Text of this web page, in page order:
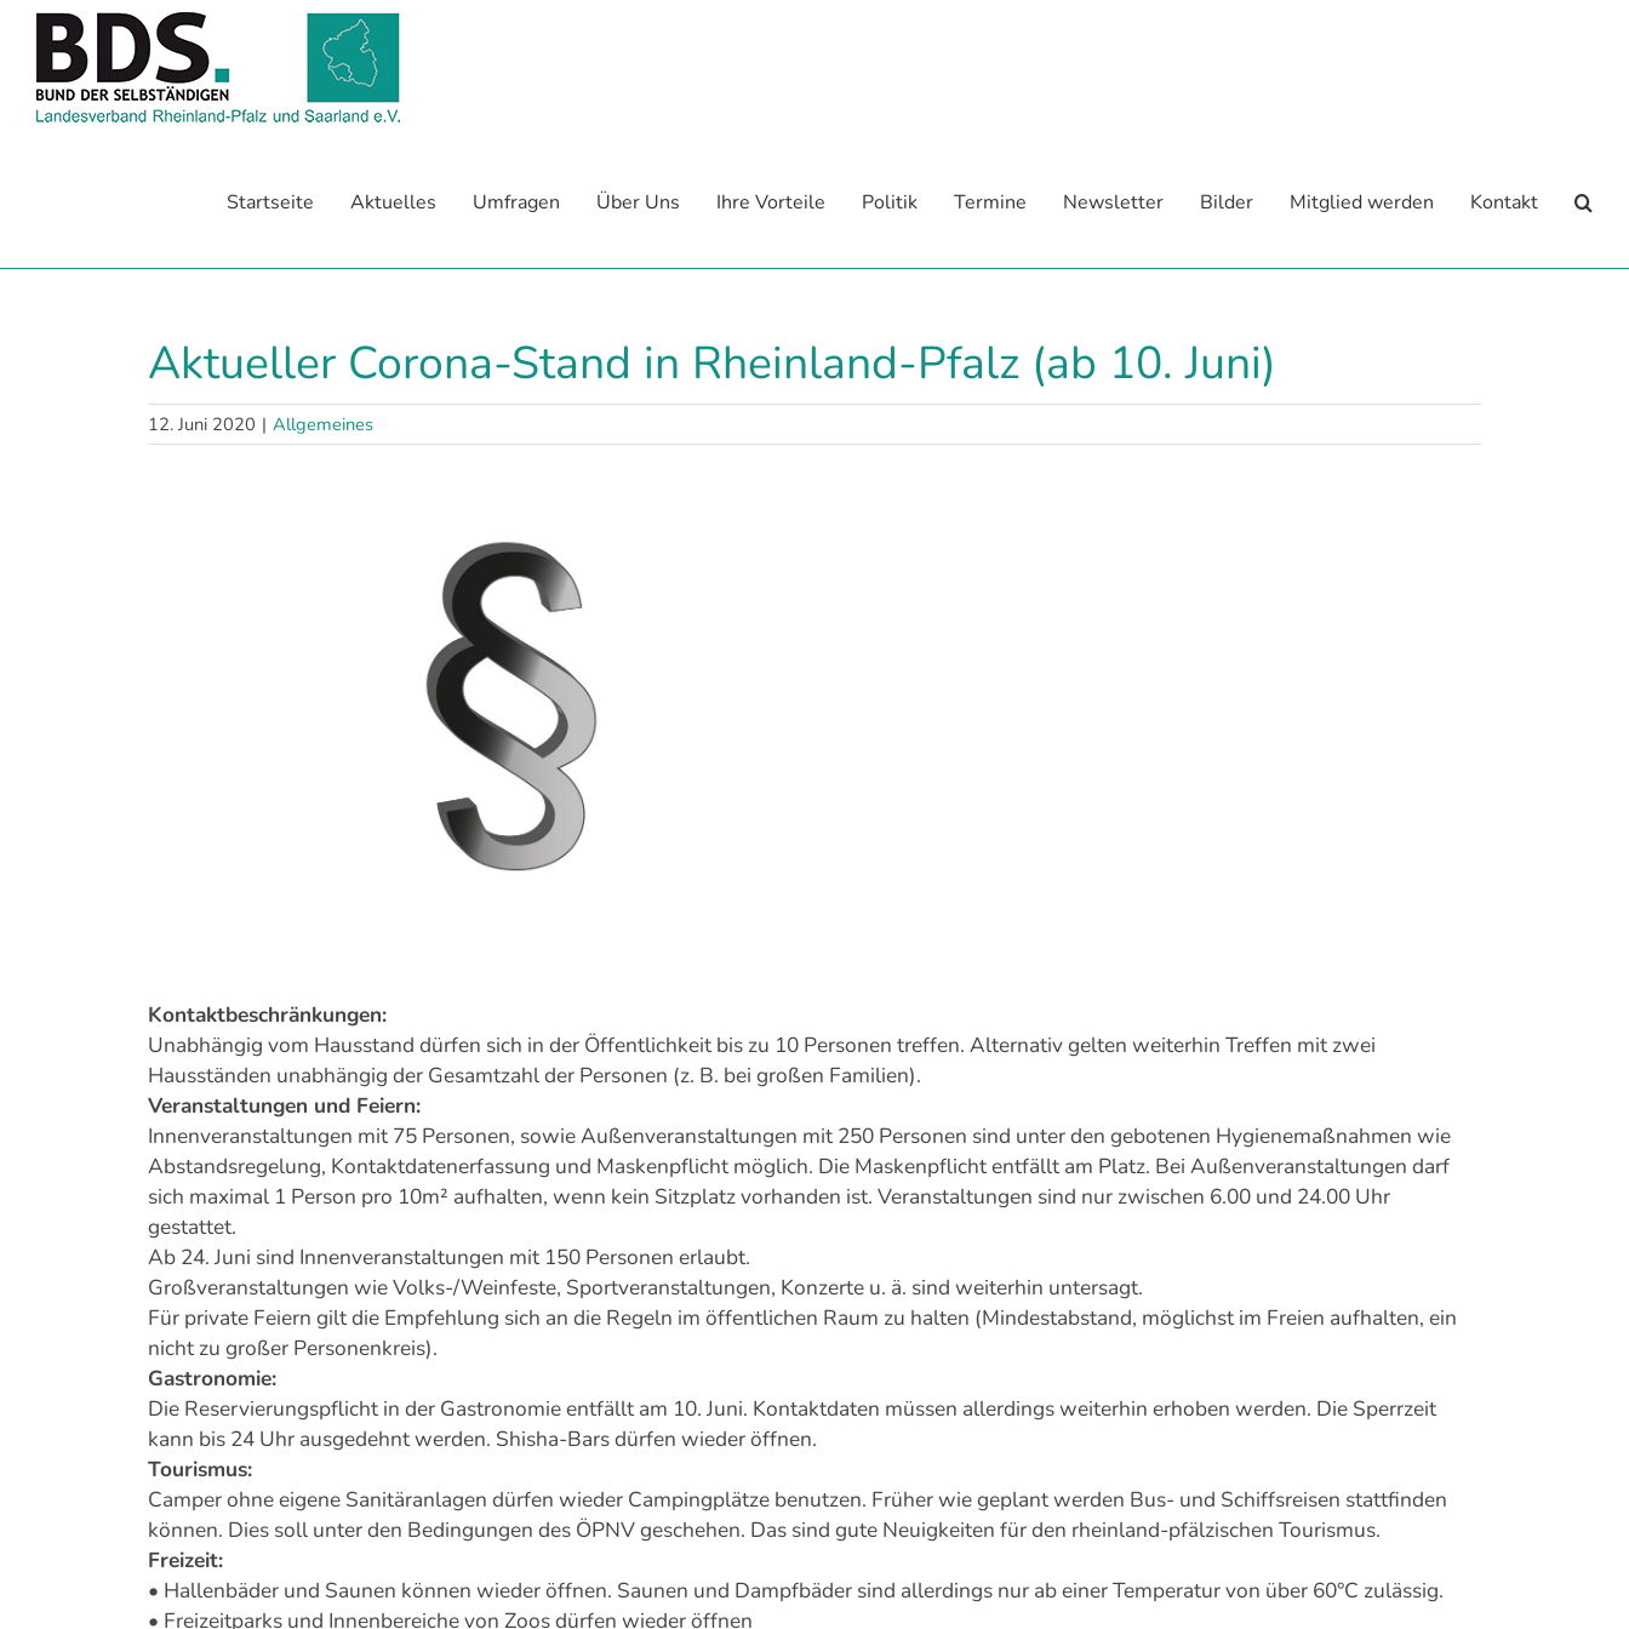
Zum
springen
Startseite Aktuelles Umfragen Über Uns Ihre Vorteile Politik Termine Newsletter Bilder Mitglied werden Kontakt
Aktueller Corona-Stand in Rheinland-Pfalz (ab 10. Juni)
12. Juni 2020 | Allgemeines
Kontaktbeschränkungen:
Unabhängig vom Hausstand dürfen sich in der Öffentlichkeit bis zu 10 Personen treffen. Alternativ gelten weiterhin Treffen mit zwei
Hausständen unabhängig der Gesamtzahl der Personen (z. B. bei großen Familien).
Veranstaltungen und Feiern:
Innenveranstaltungen mit 75 Personen, sowie Außenveranstaltungen mit 250 Personen sind unter den gebotenen Hygienemaßnahmen wie
Abstandsregelung, Kontaktdatenerfassung und Maskenpflicht möglich. Die Maskenpflicht entfällt am Platz. Bei Außenveranstaltungen darf
sich maximal 1 Person pro 10m² aufhalten, wenn kein Sitzplatz vorhanden ist. Veranstaltungen sind nur zwischen 6.00 und 24.00 Uhr
gestattet.
Ab 24. Juni sind Innenveranstaltungen mit 150 Personen erlaubt.
Großveranstaltungen wie Volks-/Weinfeste, Sportveranstaltungen, Konzerte u. ä. sind weiterhin untersagt.
Für private Feiern gilt die Empfehlung sich an die Regeln im öffentlichen Raum zu halten (Mindestabstand, möglichst im Freien aufhalten, ein
nicht zu großer Personenkreis).
Gastronomie:
Die Reservierungspflicht in der Gastronomie entfällt am 10. Juni. Kontaktdaten müssen allerdings weiterhin erhoben werden. Die Sperrzeit
kann bis 24 Uhr ausgedehnt werden. Shisha-Bars dürfen wieder öffnen.
Tourismus:
Camper ohne eigene Sanitäranlagen dürfen wieder Campingplätze benutzen. Früher wie geplant werden Bus- und Schiffsreisen stattfinden
können. Dies soll unter den Bedingungen des ÖPNV geschehen. Das sind gute Neuigkeiten für den rheinland-pfälzischen Tourismus.
Freizeit:
• Hallenbäder und Saunen können wieder öffnen. Saunen und Dampfbäder sind allerdings nur ab einer Temperatur von über 60°C zulässig.
• Freizeitparks und Innenbereiche von Zoos dürfen wieder öffnen